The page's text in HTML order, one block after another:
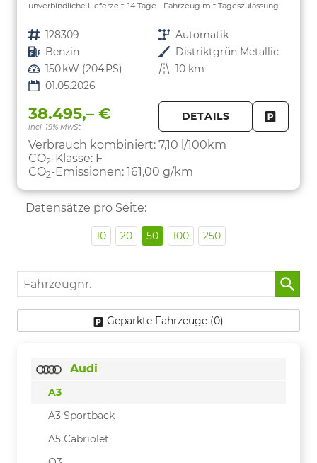
unverbindliche Lieferzeit: 14 Tage Fahrzeug mit Tageszulassung
Fahrzeugnr. 128309 Getriebe Automatik
Kraftstoff Benzin Außenfarbe Distriktgrün Metallic
Leistung 150 kW (204 PS) Kilometerstand 10 km
01.05.2026
38.495,– €
incl. 19% MwSt.
DETAILS
Verbrauch kombiniert: 7,10 l/100km
CO2-Klasse: F
CO2-Emissionen: 161,00 g/km
Datensätze pro Seite:
10 20 50 100 250
Fahrzeugnr.
Geparkte Fahrzeuge (0)
Audi
A3
A3 Sportback
A5 Cabriolet